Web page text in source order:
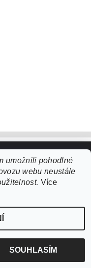
Upravit nastavení cookies
umožnili pohodlné
webu neustále
Více
SOUHLASÍM